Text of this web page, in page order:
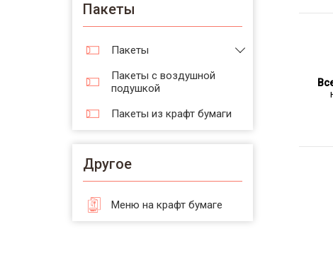
Пакеты
Пакеты
Пакеты с воздушной
подушкой
Пакеты из крафт бумаги
Другое
Меню на крафт бумаге